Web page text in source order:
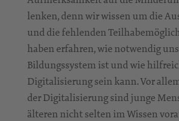
lenken, denn wir wissen um die
und die fehlenden
haben erfahren, wie notwendig
Bildungssystem ist und wie
Digitalisierung sein kann. Vor
der Digitalisierung sind junge
älteren nicht selten im Wissen